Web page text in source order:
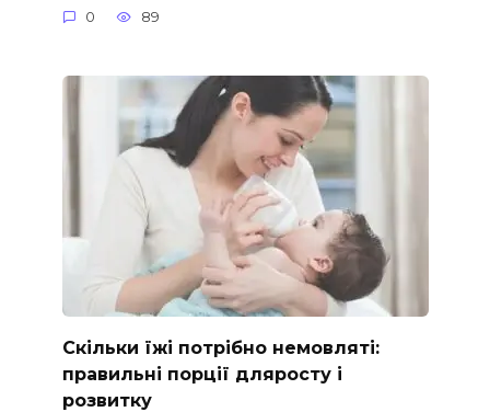
0 89
Скільки їжі потрібно немовляті:
правильні порції дляросту і
розвитку